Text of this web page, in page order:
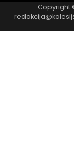
Copyright